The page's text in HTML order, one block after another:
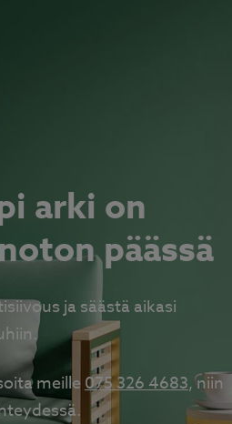
arki on
päässä
ja säästä aikasi
meille075 326 4683, niin